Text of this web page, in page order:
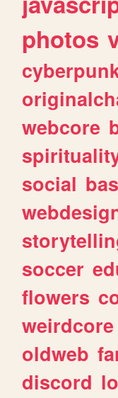
photos
webcore
social
soccer
flowers
weirdcore
oldweb
discord